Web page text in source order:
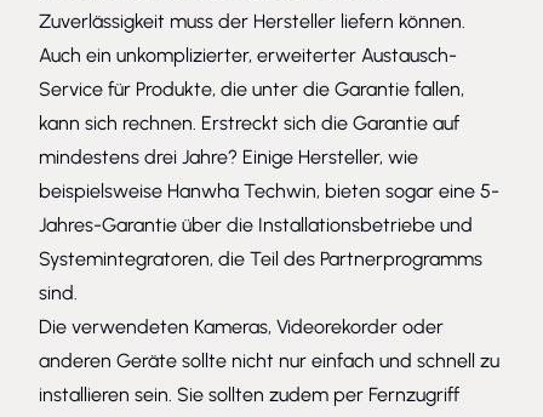
Zuverlässigkeit muss der Hersteller liefern können.
Auch ein unkomplizierter, erweiterter Austausch-
Service für Produkte, die unter die Garantie fallen,
kann sich rechnen. Erstreckt sich die Garantie auf
mindestens drei Jahre? Einige Hersteller, wie
beispielsweise Hanwha Techwin, bieten sogar eine 5-
Jahres-Garantie über die Installationsbetriebe und
Systemintegratoren, die Teil des Partnerprogramms
sind.
Die verwendeten Kameras, Videorekorder oder
anderen Geräte sollte nicht nur einfach und schnell zu
installieren sein. Sie sollten zudem per Fernzugriff